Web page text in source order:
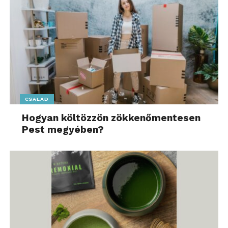
hosszantartó, kényelmes használatot biztosítanak. A
készülék egy fülön mindössze 6 grammot nyom, a
továbbfejlesztett csuklós rögzítés pedig akár 10000
hajlítást is gond nélkül elvisel, így mozgás közben is
stabilan a helyén marad.
CSALÁD
Hogyan költözzön zökkenőmentesen
Pest megyében?